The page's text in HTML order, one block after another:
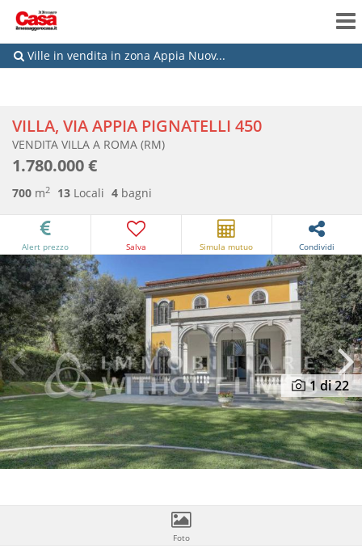
Ville in vendita in zona Appia Nuov...
VILLA, VIA APPIA PIGNATELLI 450
VENDITA VILLA A ROMA (RM)
1.780.000 €
700 m2 13 Locali 4 bagni
Alert prezzo Salva Simula mutuo Condividi
1di 22
Previous
Foto